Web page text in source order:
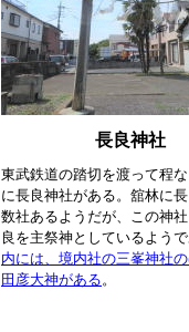
長良神社
東武鉄道の踏切を渡って程
に長良神社がある。舘林に
数社あるようだが、この神
良を主祭神としているよう
内には、境内社の三峯神社
田彦大神がある。